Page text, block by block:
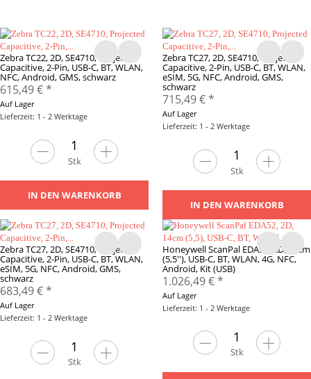
Zebra TC22, 2D, SE4710, Projected
Capacitive, 2-Pin, USB-C, BT, WLAN,
NFC, Android, GMS, schwarz
615,49 €*
Auf Lager
Lieferzeit: 1 - 2 Werktage
Stk
IN DEN WARENKORB
Zebra TC27, 2D, SE4710, Projected
Capacitive, 2-Pin, USB-C, BT, WLAN,
eSIM, 5G, NFC, Android, GMS,
schwarz
715,49 €*
Auf Lager
Lieferzeit: 1 - 2 Werktage
Stk
IN DEN WARENKORB
Zebra TC27, 2D, SE4710, Projected
Capacitive, 2-Pin, USB-C, BT, WLAN,
eSIM, 5G, NFC, Android, GMS,
schwarz
683,49 €*
Auf Lager
Lieferzeit: 1 - 2 Werktage
Stk
Honeywell ScanPal EDA52, 2D, 14cm
(5,5''), USB-C, BT, WLAN, 4G, NFC,
Android, Kit (USB)
1.026,49 €*
Auf Lager
Lieferzeit: 1 - 2 Werktage
Stk